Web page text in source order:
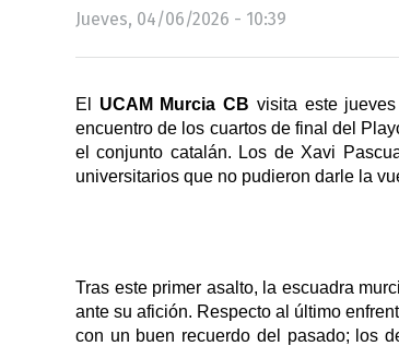
Jueves, 04/06/2026 - 10:39
El UCAM Murcia CB visita este
encuentro de los cuartos de final del
el conjunto catalán. Los de Xavi
universitarios que no pudieron darle la
Tras este primer asalto, la escuadra
ante su afición. Respecto al último
con un buen recuerdo del pasado; los